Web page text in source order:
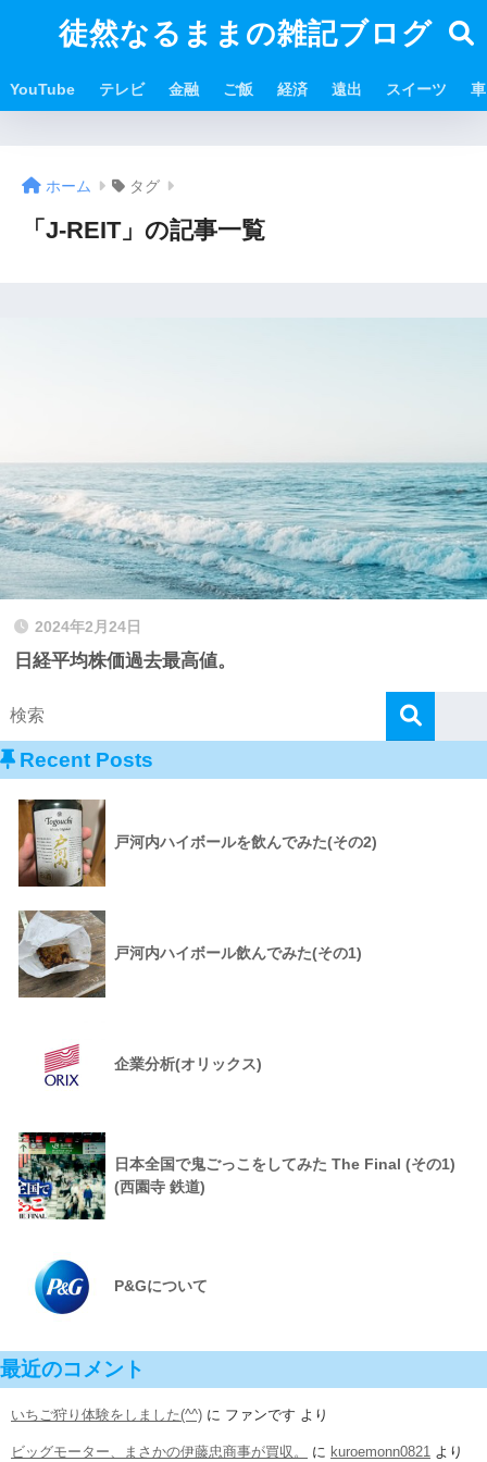
徒然なるままの雑記ブログ
YouTube テレビ 金融 ご飯 経済 遠出 スイーツ 車
ホーム タグ
「J-REIT」の記事一覧
2024年2月24日
日経平均株価過去最高値。
Recent Posts
戸河内ハイボールを飲んでみた(その2)
戸河内ハイボール飲んでみた(その1)
企業分析(オリックス)
日本全国で鬼ごっこをしてみた The Final (その1)
(西園寺 鉄道)
P&Gについて
最近のコメント
いちご狩り体験をしました(^^) に ファンです より
ビッグモーター、まさかの伊藤忠商事が買収。 に kuroemonn0821 より